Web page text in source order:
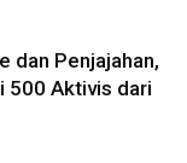
dan Penjajahan,
500 Aktivis dari